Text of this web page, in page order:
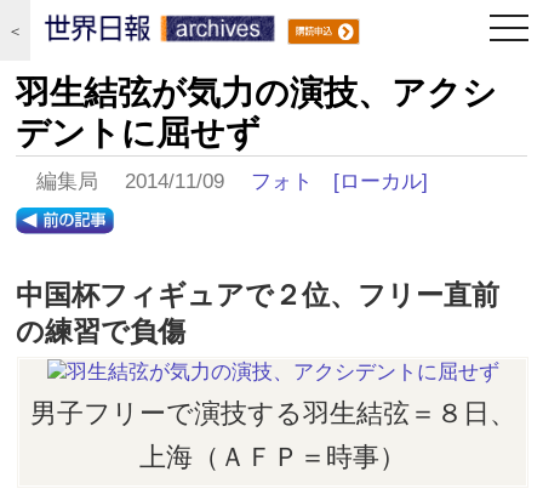
＜
羽生結弦が気力の演技、アクシ
デントに屈せず
編集局 2014/11/09 フォト [ローカル]
中国杯フィギュアで２位、フリー直前
の練習で負傷
男子フリーで演技する羽生結弦＝８日、
上海（ＡＦＰ＝時事）